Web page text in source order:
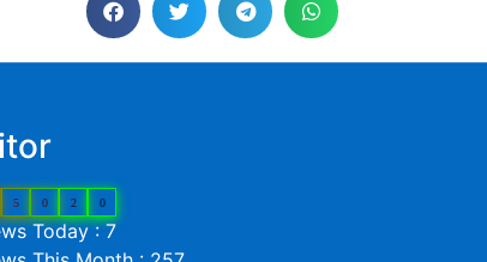
5 0 2 0
Today : 7